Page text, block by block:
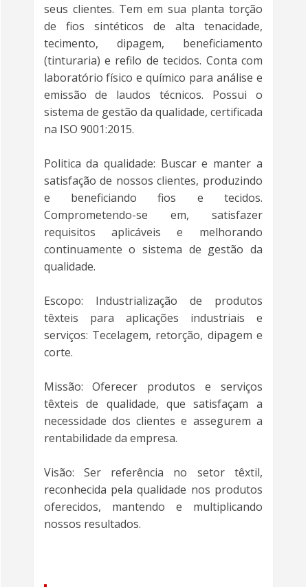
seus clientes. Tem em sua planta torção
de fios sintéticos de alta tenacidade,
tecimento, dipagem, beneficiamento
(tinturaria) e refilo de tecidos. Conta com
laboratório físico e químico para análise e
emissão de laudos técnicos. Possui o
sistema de gestão da qualidade, certificada
na ISO 9001:2015.
Politica da qualidade: Buscar e manter a
satisfação de nossos clientes, produzindo
e beneficiando fios e tecidos.
Comprometendo-se em, satisfazer
requisitos aplicáveis e melhorando
continuamente o sistema de gestão da
qualidade.
Escopo: Industrialização de produtos
têxteis para aplicações industriais e
serviços: Tecelagem, retorção, dipagem e
corte.
Missão: Oferecer produtos e serviços
têxteis de qualidade, que satisfaçam a
necessidade dos clientes e assegurem a
rentabilidade da empresa.
Visão: Ser referência no setor têxtil,
reconhecida pela qualidade nos produtos
oferecidos, mantendo e multiplicando
nossos resultados.